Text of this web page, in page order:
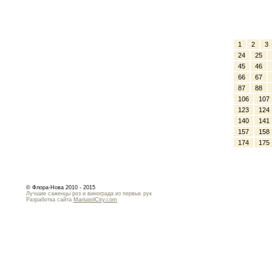
1 2
3
24
25
45
46
66
67
87
88
106
107
123
124
140
141
157
158
174
175
© Флора-Нова 2010 - 2015
Лучшие саженцы роз и винограда из первых рук
Разработка сайта MariupolCity.com